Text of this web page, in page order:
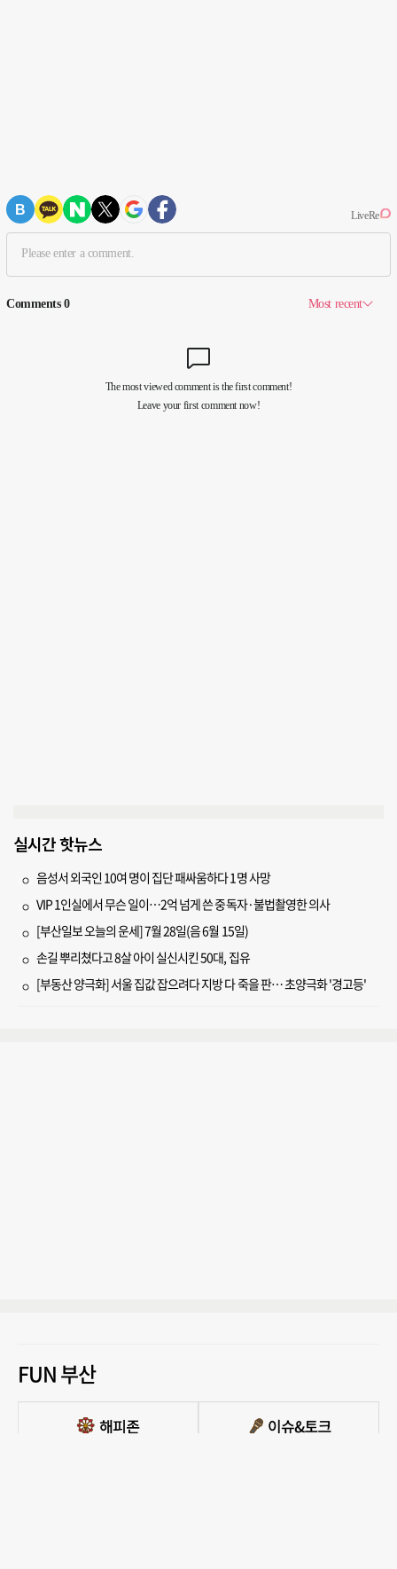
실시간 핫뉴스
음성서 외국인 10여 명이 집단 패싸움하다 1명 사망
VIP 1인실에서 무슨 일이…2억 넘게 쓴 중독자·불법촬영한 의사
[부산일보 오늘의 운세] 7월 28일(음 6월 15일)
손길 뿌리쳤다고 8살 아이 실신시킨 50대, 집유
[부동산 양극화] 서울 집값 잡으려다 지방 다 죽을 판… 초양극화 '경고등'
FUN 부산